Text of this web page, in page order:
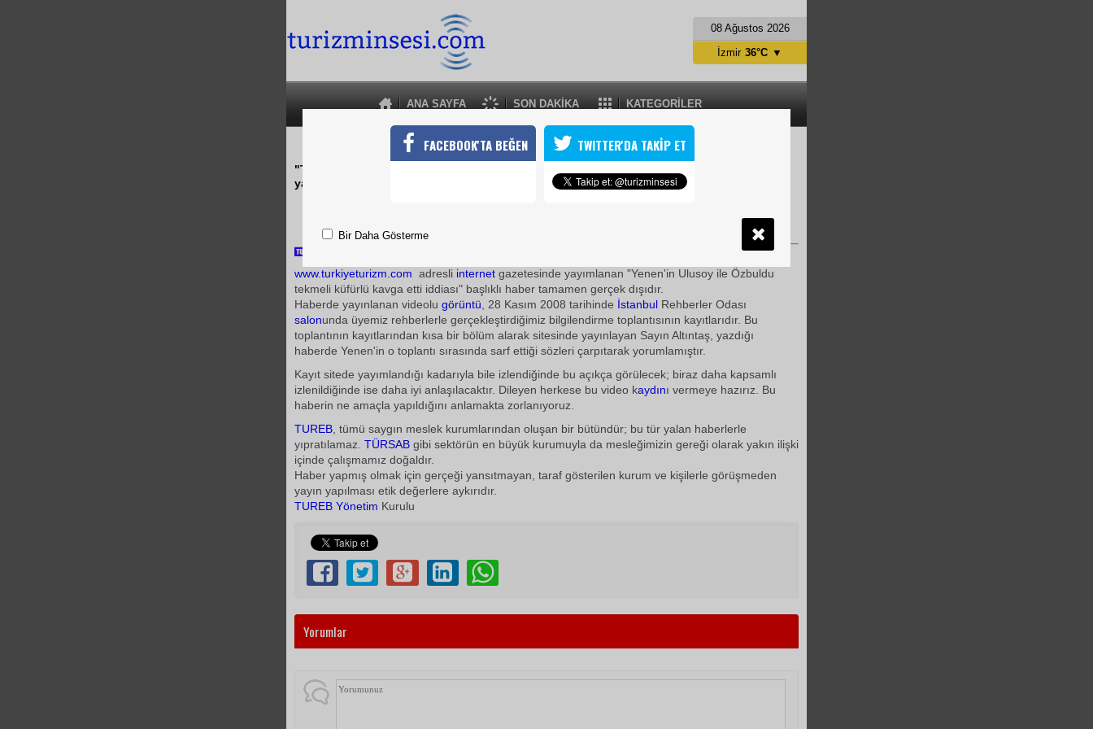
08 Ağustos 2026
ANA SAYFA SON DAKİKA KATEGORİLER
İzmir 36°C ▼
TUREBTEN YALAN HABERE AÇIKLAMA
"TÜRSAB Başkanı ile ARO Başkanı tekme tokat kavga etti" iddiası, TUREB tarafından da
yalanlandı ve "ahlaki değerlere aykırı" bulundu
www.turkiyeturizm.com adresli internet gazetesinde yayımlanan "Yenen'in Ulusoy ile Özbuldu
tekmeli küfürlü kavga etti iddiası" başlıklı haber tamamen gerçek dışıdır.
Haberde yayınlanan videolu görüntü , 28 Kasım 2008 tarihinde İstanbul Rehberler Odası
salonunda üyemiz rehberlerle gerçekleştirdiğimiz bilgilendirme toplantısının kayıtlarıdır. Bu
toplantının kayıtlarından kısa bir bölüm alarak sitesinde yayınlayan Sayın Altıntaş, yazdığı
haberde Yenen'in o toplantı sırasında sarf ettiği sözleri çarpıtarak yorumlamıştır.
Kayıt sitede yayımlandığı kadarıyla bile izlendiğinde bu açıkça görülecek; biraz daha kapsamlı
izlenildiğinde ise daha iyi anlaşılacaktır. Dileyen herkese bu video kaydını vermeye hazırız. Bu
haberin ne amaçla yapıldığını anlamakta zorlanıyoruz.
TUREB , tümü saygın meslek kurumlarından oluşan bir bütündür; bu tür yalan haberlerle
yıpratılamaz. TÜRSAB gibi sektörün en büyük kurumuyla da mesleğimizin gereği olarak yakın ilişki
içinde çalışmamız doğaldır.
Haber yapmış olmak için gerçeği yansıtmayan, taraf gösterilen kurum ve kişilerle görüşmeden
yayın yapılması etik değerlere aykırıdır.
TUREB Yönetim Kurulu
Yorumlar
FACEBOOK'TA BEĞEN TWITTER'DA TAKİP ET
Bir Daha Gösterme